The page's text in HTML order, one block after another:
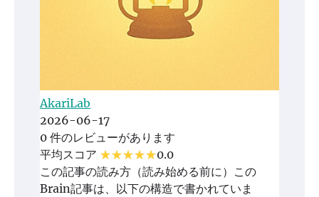
AkariLab
2026-06-17
0 件のレビューがあります
平均スコア
0.0
この記事の読み方（読み始める前に）この
Brain記事は、以下の構造で書かれていま